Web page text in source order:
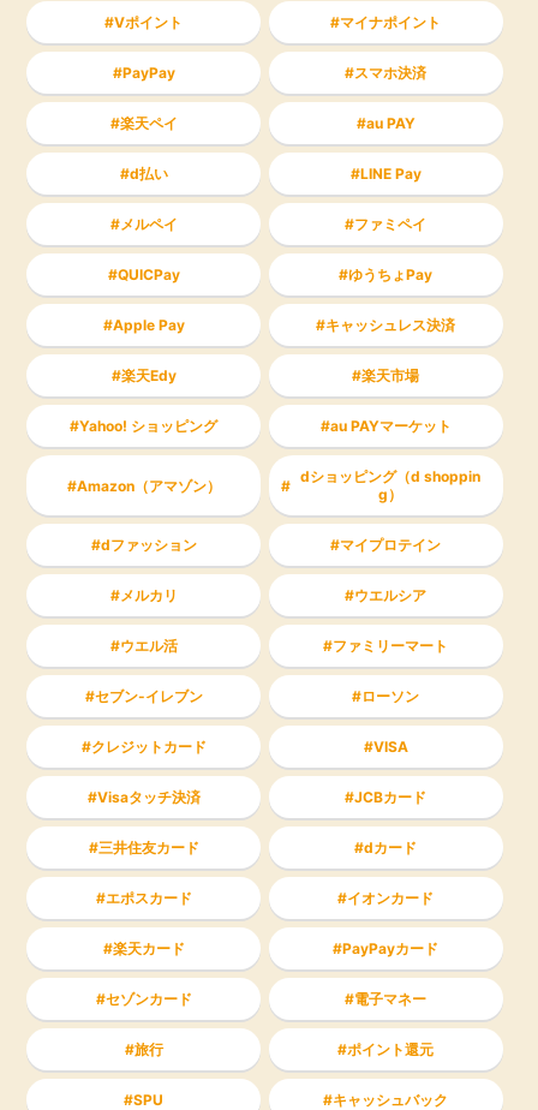
Vポイント マイナポイント
PayPay スマホ決済
楽天ペイ au PAY
d払い LINE Pay
メルペイ ファミペイ
QUICPay ゆうちょPay
Apple Pay キャッシュレス決済
楽天Edy 楽天市場
Yahoo! ショッピング au PAYマーケット
Amazon（アマゾン）
dショッピング（d shoppin
g）
dファッション マイプロテイン
メルカリ ウエルシア
ウエル活 ファミリーマート
セブン-イレブン ローソン
クレジットカード VISA
Visaタッチ決済 JCBカード
三井住友カード dカード
エポスカード イオンカード
楽天カード PayPayカード
セゾンカード 電子マネー
旅行 ポイント還元
SPU キャッシュバック